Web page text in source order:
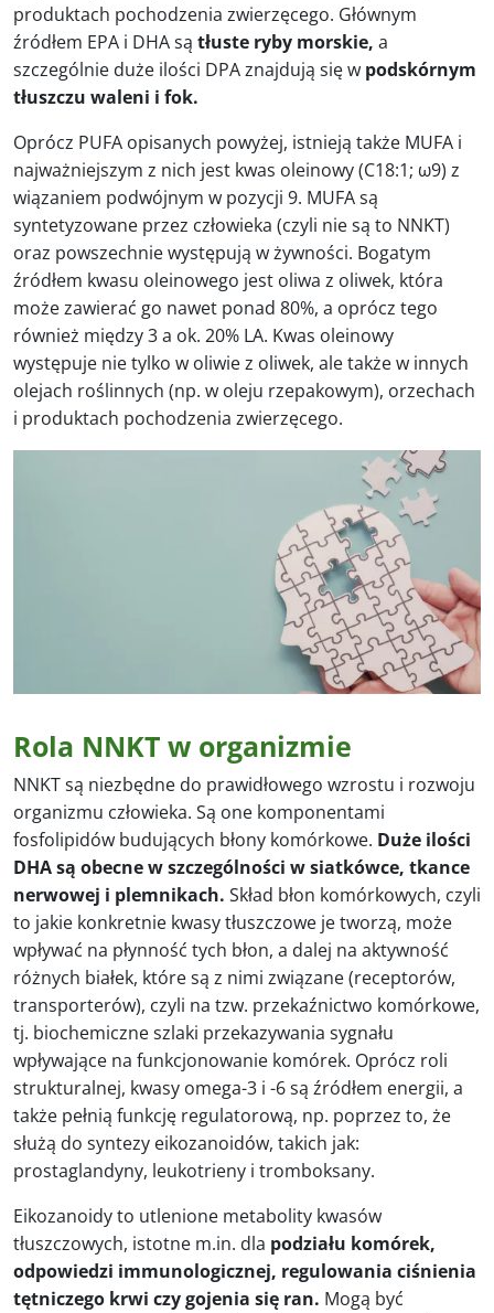
produktach pochodzenia zwierzęcego. Głównym
źródłem EPA i DHA są tłuste ryby morskie, a
szczególnie duże ilości DPA znajdują się w podskórnym
tłuszczu waleni i fok.
Oprócz PUFA opisanych powyżej, istnieją także MUFA i
najważniejszym z nich jest kwas oleinowy (C18:1; ω9) z
wiązaniem podwójnym w pozycji 9. MUFA są
syntetyzowane przez człowieka (czyli nie są to NNKT)
oraz powszechnie występują w żywności. Bogatym
źródłem kwasu oleinowego jest oliwa z oliwek, która
może zawierać go nawet ponad 80%, a oprócz tego
również między 3 a ok. 20% LA. Kwas oleinowy
występuje nie tylko w oliwie z oliwek, ale także w innych
olejach roślinnych (np. w oleju rzepakowym), orzechach
i produktach pochodzenia zwierzęcego.
Rola NNKT w organizmie
NNKT są niezbędne do prawidłowego wzrostu i rozwoju
organizmu człowieka. Są one komponentami
fosfolipidów budujących błony komórkowe. Duże ilości
DHA są obecne w szczególności w siatkówce, tkance
nerwowej i plemnikach. Skład błon komórkowych, czyli
to jakie konkretnie kwasy tłuszczowe je tworzą, może
wpływać na płynność tych błon, a dalej na aktywność
różnych białek, które są z nimi związane (receptorów,
transporterów), czyli na tzw. przekaźnictwo komórkowe,
tj. biochemiczne szlaki przekazywania sygnału
wpływające na funkcjonowanie komórek. Oprócz roli
strukturalnej, kwasy omega-3 i -6 są źródłem energii, a
także pełnią funkcję regulatorową, np. poprzez to, że
służą do syntezy eikozanoidów, takich jak:
prostaglandyny, leukotrieny i tromboksany.
Eikozanoidy to utlenione metabolity kwasów
tłuszczowych, istotne m.in. dla podziału komórek,
odpowiedzi immunologicznej, regulowania ciśnienia
tętniczego krwi czy gojenia się ran. Mogą być